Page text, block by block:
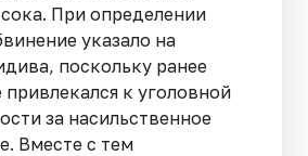
При определении
указало на
поскольку ранее
к уголовной
за насильственное
Вместе с тем